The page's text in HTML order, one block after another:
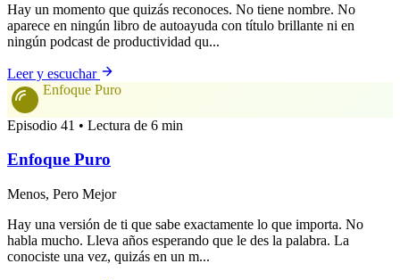
Hay un momento que quizás reconoces. No tiene nombre. No
aparece en ningún libro de autoayuda con título brillante ni en
ningún podcast de productividad qu...
Leer y escuchar
Enfoque Puro
Episodio 41 • Lectura de 6 min
Enfoque Puro
Menos, Pero Mejor
Hay una versión de ti que sabe exactamente lo que importa. No
habla mucho. Lleva años esperando que le des la palabra. La
conociste una vez, quizás en un m...